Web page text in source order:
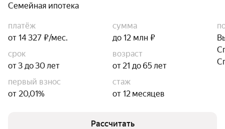
Семейная ипотека
платёж
от 14 327 ₽/мес.
сумма
до 12 млн ₽
срок
от 3 до 30 лет
возраст
от 21 до 65 лет
первый взнос
от 20,01%
стаж
от 12 месяцев
Рассчитать